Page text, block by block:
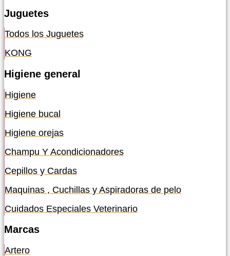
Juguetes
Todos los Juguetes
KONG
Higiene general
Higiene
Higiene bucal
Higiene orejas
Champu Y Acondicionadores
Cepillos y Cardas
Maquinas , Cuchillas y Aspiradoras de pelo
Cuidados Especiales Veterinario
Marcas
Artero